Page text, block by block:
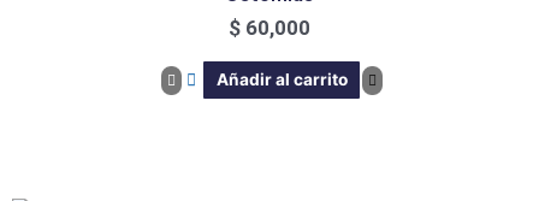
$ 60,000
Añadir al carrito